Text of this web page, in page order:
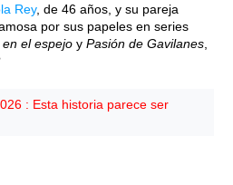
Rey, de 46 años, y su pareja
por sus papeles en series
el espejo y Pasión de Gavilanes
: Esta historia parece ser